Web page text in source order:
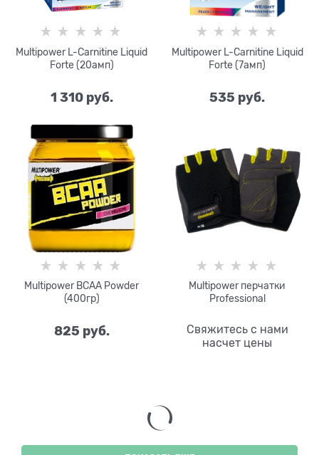
Multipower L-Carnitine Liquid
Forte (20амп)
1 310 руб.
Multipower L-Carnitine Liquid
Forte (7амп)
535 руб.
Multipower BCAA Powder
(400гр)
825 руб.
Multipower перчатки
Professional
Свяжитесь с нами
насчет цены